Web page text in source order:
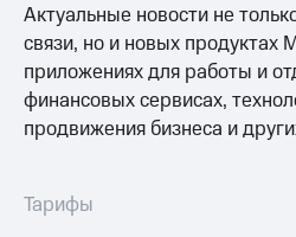
Актуальные новости не
связи, но и новых
приложениях для работы и
финансовых сервисах,
продвижения бизнеса и
Тарифы